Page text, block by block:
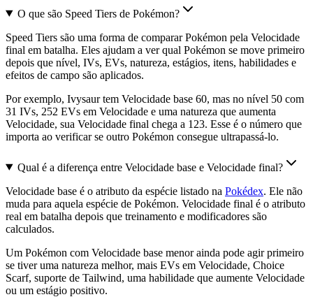
O que são Speed Tiers de Pokémon?
Speed Tiers são uma forma de comparar Pokémon pela Velocidade
final em batalha. Eles ajudam a ver qual Pokémon se move primeiro
depois que nível, IVs, EVs, natureza, estágios, itens, habilidades e
efeitos de campo são aplicados.
Por exemplo, Ivysaur tem Velocidade base 60, mas no nível 50 com
31 IVs, 252 EVs em Velocidade e uma natureza que aumenta
Velocidade, sua Velocidade final chega a 123. Esse é o número que
importa ao verificar se outro Pokémon consegue ultrapassá-lo.
Qual é a diferença entre Velocidade base e Velocidade final?
Velocidade base é o atributo da espécie listado na Pokédex. Ele não
muda para aquela espécie de Pokémon. Velocidade final é o atributo
real em batalha depois que treinamento e modificadores são
calculados.
Um Pokémon com Velocidade base menor ainda pode agir primeiro
se tiver uma natureza melhor, mais EVs em Velocidade, Choice
Scarf, suporte de Tailwind, uma habilidade que aumente Velocidade
ou um estágio positivo.